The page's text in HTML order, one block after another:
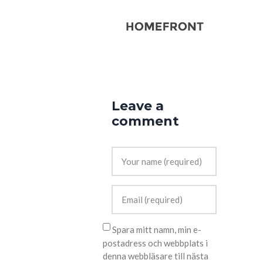
Leave a
comment
Spara mitt namn, min e-
postadress och webbplats i
denna webbläsare till nästa